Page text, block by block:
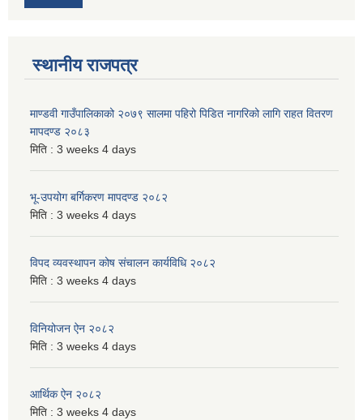
स्थानीय राजपत्र
माण्डवी गाउँपालिकाको २०७९ सालमा पहिरो पिडित नागरिको लागि राहत वितरण
मापदण्ड २०८३
मिति : 3 weeks 4 days
भू-उपयोग बर्गिकरण मापदण्ड २०८२
मिति : 3 weeks 4 days
विपद व्यवस्थापन कोष संचालन कार्यविधि २०८२
मिति : 3 weeks 4 days
विनियोजन ऐन २०८२
मिति : 3 weeks 4 days
आर्थिक ऐन २०८२
मिति : 3 weeks 4 days